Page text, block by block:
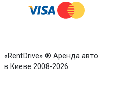
«RentDrive» ® Аренда авто
в Киеве 2008-2026